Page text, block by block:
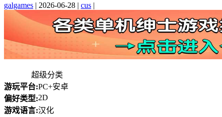
galgames | 2026-06-28 | cus |
超级分类
游玩平台:PC+安卓
偏好类型:2D
游戏语言:汉化